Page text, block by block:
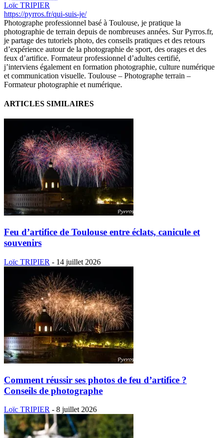
Loïc TRIPIER
https://pyrros.fr/qui-suis-je/
Photographe professionnel basé à Toulouse, je pratique la
photographie de terrain depuis de nombreuses années. Sur Pyrros.fr,
je partage des tutoriels photo, des conseils pratiques et des retours
d’expérience autour de la photographie de sport, des orages et des
feux d’artifice. Formateur professionnel d’adultes certifié,
j’interviens également en formation photographie, culture numérique
et communication visuelle. Toulouse – Photographe terrain –
Formateur photographie et numérique.
ARTICLES SIMILAIRES
Feu d’artifice de Toulouse entre éclats, canicule et
souvenirs
Loïc TRIPIER - 14 juillet 2026
Comment réussir ses photos de feu d’artifice ?
Conseils de photographe
Loïc TRIPIER - 8 juillet 2026